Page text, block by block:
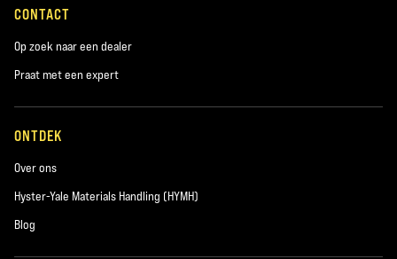
CONTACT
Op zoek naar een dealer
Praat met een expert
ONTDEK
Over ons
Hyster-Yale Materials Handling (HYMH)
Blog